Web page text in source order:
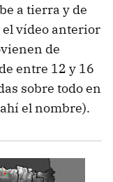
a tierra y de
el vídeo anterior
de
entre 12 y 16
sobre todo en
el nombre).